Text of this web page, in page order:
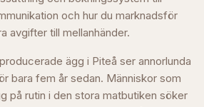
och hur du marknadsför
avgifter till mellanhänder.
ägg i Piteå ser annorlunda
bara fem år sedan. Människor som
på rutin i den stora matbutiken söker